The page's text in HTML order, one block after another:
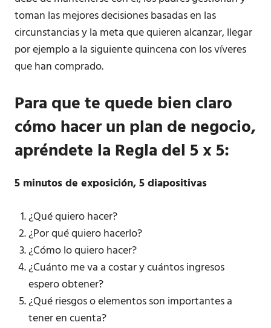
toman las mejores decisiones basadas en las
circunstancias y la meta que quieren alcanzar, llegar
por ejemplo a la siguiente quincena con los víveres
que han comprado.
Para que te quede bien claro
cómo hacer un plan de negocio,
apréndete la Regla del 5 x 5:
5 minutos de exposición, 5 diapositivas
¿Qué quiero hacer?
¿Por qué quiero hacerlo?
¿Cómo lo quiero hacer?
¿Cuánto me va a costar y cuántos ingresos
espero obtener?
¿Qué riesgos o elementos son importantes a
tener en cuenta?